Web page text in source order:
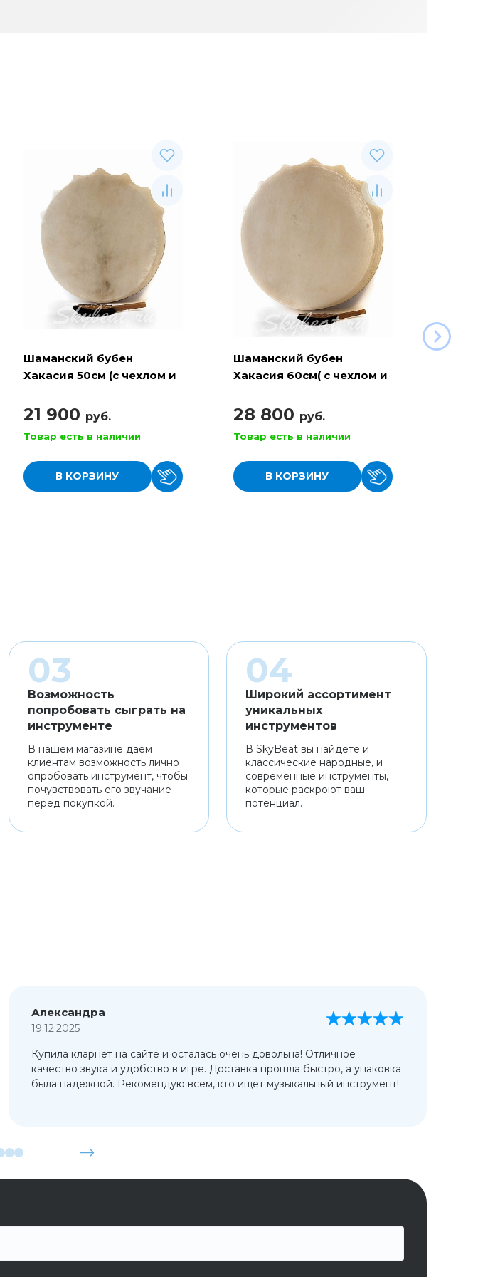
Шаманский бубен
Хакасия 50см (с чехлом и
21 900 руб.
Товар есть в наличии
В КОРЗИНУ
Шаманский бубен
Хакасия 60см( с чехлом и
28 800 руб.
Товар есть в наличии
В КОРЗИНУ
Возможность
попробовать сыграть на
инструменте
В нашем магазине даем
клиентам возможность лично
опробовать инструмент, чтобы
почувствовать его звучание
перед покупкой.
Широкий ассортимент
уникальных
инструментов
В SkyBeat вы найдете и
классические народные, и
современные инструменты,
которые раскроют ваш
потенциал.
Александра
19.12.2025
Купила кларнет на сайте и осталась очень довольна! Отличное
качество звука и удобство в игре. Доставка прошла быстро, а упаковка
была надёжной. Рекомендую всем, кто ищет музыкальный инструмент!